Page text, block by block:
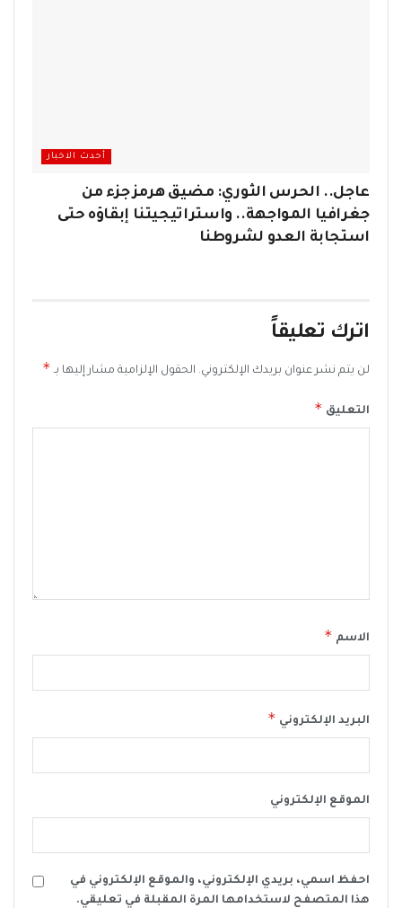
أحدث الاخبار
عاجل.. الحرس الثوري: مضيق هرمز جزء من
جغرافيا المواجهة.. واستراتيجيتنا إبقاؤه حتى
استجابة العدو لشروطنا
اترك تعليقاً
لن يتم نشر عنوان بريدك الإلكتروني. الحقول الإلزامية مشار إليها بـ *
التعليق *
الاسم *
البريد الإلكتروني *
الموقع الإلكتروني
احفظ اسمي، بريدي الإلكتروني، والموقع الإلكتروني في
هذا المتصفح لاستخدامها المرة المقبلة في تعليقي.